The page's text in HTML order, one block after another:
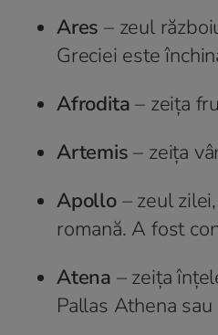
Ares – zeul
Greciei este
Afrodita – zeița
Artemis – zeița
Apollo – zeul
romană. A fost
Atena – zeița
Pallas Athena